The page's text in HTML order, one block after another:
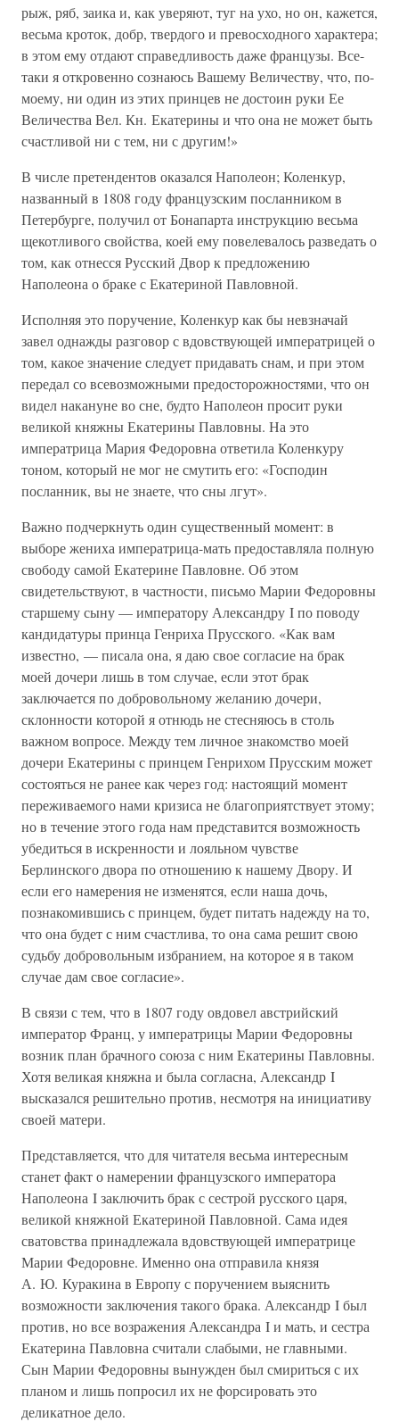
рыж, ряб, заика и, как уверяют, туг на ухо, но он, кажется,
весьма кроток, добр, твердого и превосходного характера;
в этом ему отдают справедливость даже французы. Все-
таки я откровенно сознаюсь Вашему Величеству, что, по-
моему, ни один из этих принцев не достоин руки Ее
Величества Вел. Кн. Екатерины и что она не может быть
счастливой ни с тем, ни с другим!»
В числе претендентов оказался Наполеон; Коленкур,
названный в 1808 году французским посланником в
Петербурге, получил от Бонапарта инструкцию весьма
щекотливого свойства, коей ему повелевалось разведать о
том, как отнесся Русский Двор к предложению
Наполеона о браке с Екатериной Павловной.
Исполняя это поручение, Коленкур как бы невзначай
завел однажды разговор с вдовствующей императрицей о
том, какое значение следует придавать снам, и при этом
передал со всевозможными предосторожностями, что он
видел накануне во сне, будто Наполеон просит руки
великой княжны Екатерины Павловны. На это
императрица Мария Федоровна ответила Коленкуру
тоном, который не мог не смутить его: «Господин
посланник, вы не знаете, что сны лгут».
Важно подчеркнуть один существенный момент: в
выборе жениха императрица-мать предоставляла полную
свободу самой Екатерине Павловне. Об этом
свидетельствуют, в частности, письмо Марии Федоровны
старшему сыну — императору Александру I по поводу
кандидатуры принца Генриха Прусского. «Как вам
известно, — писала она, я даю свое согласие на брак
моей дочери лишь в том случае, если этот брак
заключается по добровольному желанию дочери,
склонности которой я отнюдь не стесняюсь в столь
важном вопросе. Между тем личное знакомство моей
дочери Екатерины с принцем Генрихом Прусским может
состояться не ранее как через год: настоящий момент
переживаемого нами кризиса не благоприятствует этому;
но в течение этого года нам представится возможность
убедиться в искренности и лояльном чувстве
Берлинского двора по отношению к нашему Двору. И
если его намерения не изменятся, если наша дочь,
познакомившись с принцем, будет питать надежду на то,
что она будет с ним счастлива, то она сама решит свою
судьбу добровольным избранием, на которое я в таком
случае дам свое согласие».
В связи с тем, что в 1807 году овдовел австрийский
император Франц, у императрицы Марии Федоровны
возник план брачного союза с ним Екатерины Павловны.
Хотя великая княжна и была согласна, Александр I
высказался решительно против, несмотря на инициативу
своей матери.
Представляется, что для читателя весьма интересным
станет факт о намерении французского императора
Наполеона I заключить брак с сестрой русского царя,
великой княжной Екатериной Павловной. Сама идея
сватовства принадлежала вдовствующей императрице
Марии Федоровне. Именно она отправила князя
А. Ю. Куракина в Европу с поручением выяснить
возможности заключения такого брака. Александр I был
против, но все возражения Александра I и мать, и сестра
Екатерина Павловна считали слабыми, не главными.
Сын Марии Федоровны вынужден был смириться с их
планом и лишь попросил их не форсировать это
деликатное дело.